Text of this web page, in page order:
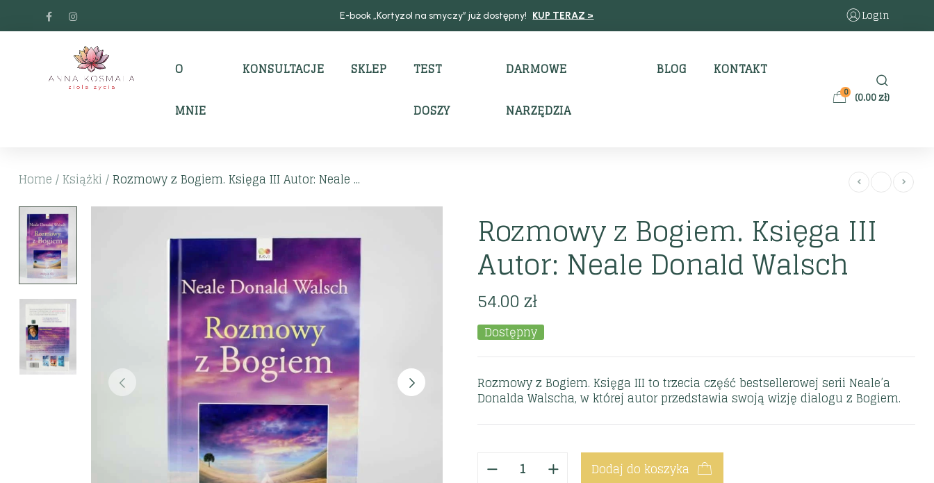
E-book „Kortyzol na smyczy” już dostępny! KUP TERAZ > Login
O
MNIE
KONSULTACJE SKLEP TEST
DOSZY
DARMOWE
NARZĘDZIA
BLOG KONTAKT
0 (0.00zł)
Home / Książki / Rozmowy z Bogiem. Księga III Autor: Neale ...
Rozmowy z Bogiem. Księga III
Autor: Neale Donald Walsch
54.00zł
Dostępny
Rozmowy z Bogiem. Księga III to trzecia część bestsellerowej serii Neale’a
Donalda Walscha, w której autor przedstawia swoją wizję dialogu z Bogiem.
Dodaj do koszyka